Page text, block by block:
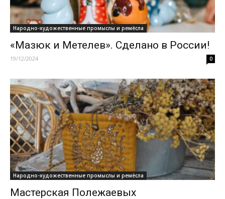
Народно-художественные промыслы и ремёсла
«Мазюк и Метелев». Сделано в России!
19/12/2024 0
Народно-художественные промыслы и ремёсла
Мастерская Полежаевых